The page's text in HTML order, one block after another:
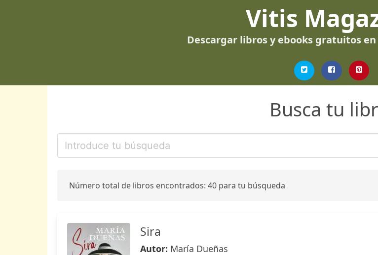
Vitis
Descargar libros y ebooks gratuitos en
Busca tu
Número total de libros encontrados: 40 para tu búsqueda
Sira
Autor: María Dueñas